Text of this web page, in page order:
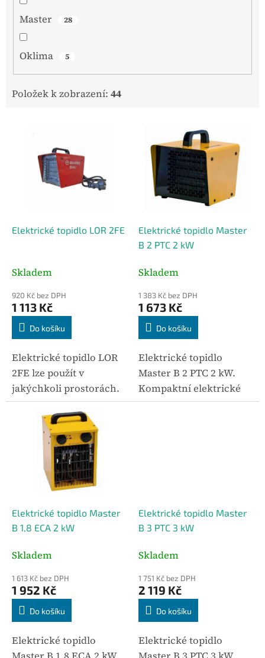
Master 28
Oklima 5
Položek k zobrazení: 44
Elektrické topidlo LOR 2FE
Skladem
920 Kč bez DPH
1 113 Kč
Do košíku
Elektrické topidlo LOR
2FE lze použít v
jakýchkoli prostorách.
Provoz bez zápachu,
tiché. Regulace výkonu
ve třech stupních.
Topidlo LOR 2FE je
vhodné do menších
prostorů jako...
Elektrické topidlo Master
B 2 PTC 2 kW
Skladem
1 383 Kč bez DPH
1 673 Kč
Do košíku
Elektrické topidlo
Master B 2 PTC 2 kW.
Kompaktní elektrické
topidlo s ventilátorem
Elektrické topidlo Master
B 1,8 ECA 2 kW
Skladem
1 613 Kč bez DPH
1 952 Kč
Do košíku
Elektrické topidlo
Elektrické topidlo Master
B 3 PTC 3 kW
Skladem
1 751 Kč bez DPH
2 119 Kč
Do košíku
Elektrické topidlo